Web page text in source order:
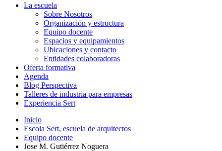
La escuela
Sobre Nosotros
Organización y estructura
Equipo docente
Espacios y equipamientos
Ubicaciones y contacto
Entidades colaboradoras
Oferta formativa
Agenda
Blog Perspectiva
Talleres de industria para empresas
Experiencia Sert
Inicio
Escola Sert, escuela de arquitectos
Equipo docente
Jose M. Gutiérrez Noguera